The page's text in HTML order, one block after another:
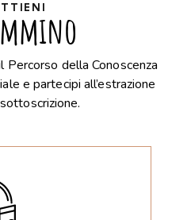
della Conoscenza
e partecipi all’estrazione